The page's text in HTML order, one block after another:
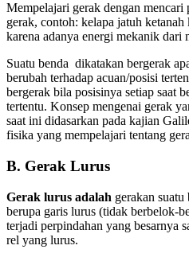
Mempelajari gerak dengan
gerak, contoh: kelapa jatuh
karena adanya energi mekanik dari
Suatu benda dikatakan bergerak
berubah terhadap acuan/posisi
bergerak bila posisinya setiap saat
tertentu. Konsep mengenai gerak
saat ini didasarkan pada kajian
fisika yang mempelajari tentang
B. Gerak Lurus
Gerak lurus adalah gerakan
berupa garis lurus (tidak berbelok-
terjadi perpindahan yang besarnya
rel yang lurus.